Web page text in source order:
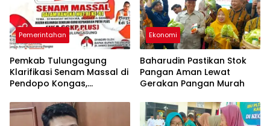
Pemerintahan
Pemkab Tulungagung
Klarifikasi Senam Massal di
Pendopo Kongas,
Resmi Daerah
Ekonomi
Baharudin Pastikan Stok
Pangan Aman Lewat
Gerakan Pangan Murah